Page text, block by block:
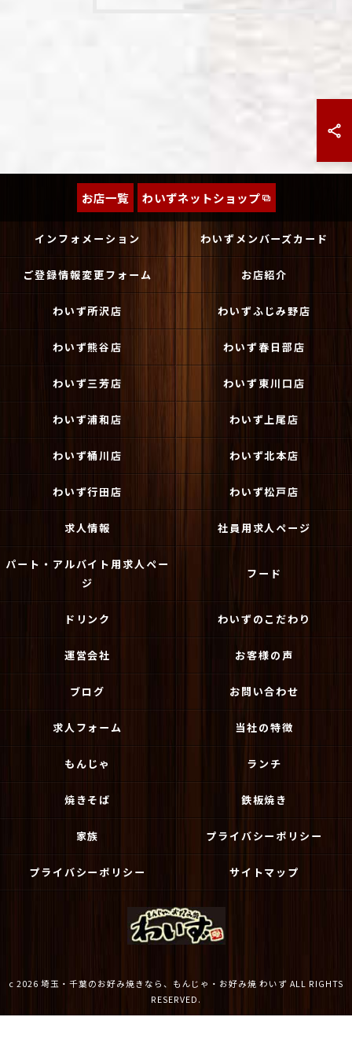
お店一覧 わいずネットショップ
インフォメーション わいずメンバーズカード
ご登録情報変更フォーム お店紹介
わいず所沢店 わいずふじみ野店
わいず熊谷店 わいず春日部店
わいず三芳店 わいず東川口店
わいず浦和店 わいず上尾店
わいず桶川店 わいず北本店
わいず行田店 わいず松戸店
求人情報 社員用求人ページ
パート・アルバイト用求人ペー
ジ
フード
ドリンク わいずのこだわり
運営会社 お客様の声
ブログ お問い合わせ
求人フォーム 当社の特徴
もんじゃ ランチ
焼きそば 鉄板焼き
家族 プライバシーポリシー
プライバシーポリシー サイトマップ
c 2026 埼玉・千葉のお好み焼きなら、もんじゃ・お好み焼 わいず ALL RIGHTS
RESERVED.